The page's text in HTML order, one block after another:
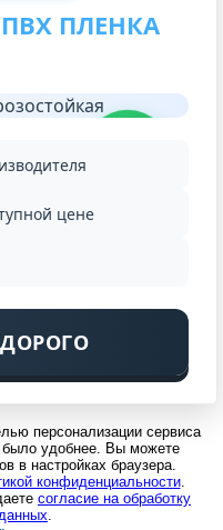
ПЛЕНКА
цене
персонализации сервиса
было удобнее. Вы можете
в настройках браузера.
конфиденциальности.
согласие на обработку
.